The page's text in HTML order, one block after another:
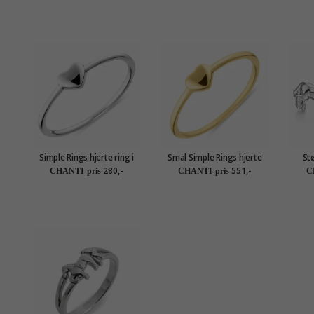
Simple Rings hjerte ring i
sølv
CHANTI-pris 280,-
Smal Simple Rings hjerte
ring i forgylt sølv
CHANTI-pris 551,-